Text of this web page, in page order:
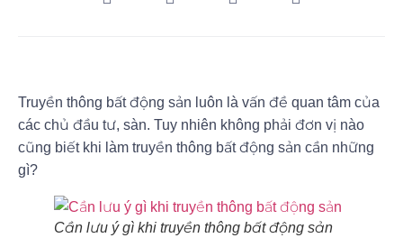
Truyền thông bất động sản luôn là vấn đề quan tâm của
các chủ đầu tư, sàn. Tuy nhiên không phải đơn vị nào
cũng biết khi làm truyền thông bất động sản cần những
gì?
Cần lưu ý gì khi truyền thông bất động sản